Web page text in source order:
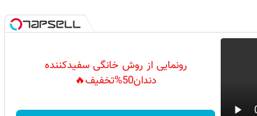
رونمایی از روش خانگی سفیدکننده
دندان50%تخفیف🔥